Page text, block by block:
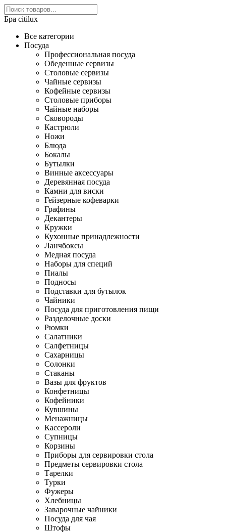
Бра citilux
Все категории
Посуда
Профессиональная посуда
Обеденные сервизы
Столовые сервизы
Чайные сервизы
Кофейные сервизы
Столовые приборы
Чайные наборы
Сковороды
Кастрюли
Ножи
Блюда
Бокалы
Бутылки
Винные аксессуары
Деревянная посуда
Камни для виски
Гейзерные кофеварки
Графины
Декантеры
Кружки
Кухонные принадлежности
Ланчбоксы
Медная посуда
Наборы для специй
Пиалы
Подносы
Подставки для бутылок
Чайники
Посуда для приготовления пищи
Разделочные доски
Рюмки
Салатники
Салфетницы
Сахарницы
Солонки
Стаканы
Вазы для фруктов
Конфетницы
Кофейники
Кувшины
Менажницы
Кассероли
Супницы
Корзины
Приборы для сервировки стола
Предметы сервировки стола
Тарелки
Турки
Фужеры
Хлебницы
Заварочные чайники
Посуда для чая
Штофы